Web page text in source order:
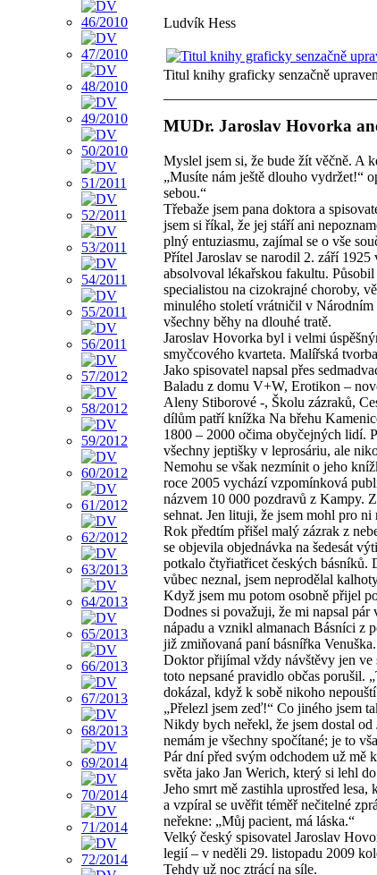
Ludvík Hess
Titul knihy graficky senzačně
MUDr. Jaroslav Hovorka
Myslel jsem si, že bude žít věčně. A
„Musíte nám ještě dlouho vydržet!“
sebou.“
Třebaže jsem pana doktora a
jsem si říkal, že jej stáří ani
plný entuziasmu, zajímal se o vše
Přítel Jaroslav se narodil 2. září
absolvoval lékařskou fakultu.
specialistou na cizokrajné choroby,
minulého století vrátničil v
všechny běhy na dlouhé tratě.
Jaroslav Hovorka byl i velmi
smyčcového kvarteta. Malířská
Jako spisovatel napsal přes
Baladu z domu V+W, Erotikon –
Aleny Stiborové -, Školu zázraků,
dílům patří knížka Na břehu
1800 – 2000 očima obyčejných lidí.
všechny jeptišky v leprosáriu, ale
Nemohu se však nezmínit o jeho
roce 2005 vychází vzpomínková
názvem 10 000 pozdravů z Kampy.
sehnat. Jen lituji, že jsem mohl pro ni
Rok předtím přišel malý zázrak z
se objevila objednávka na šedesát
potkalo čtyřiatřicet českých básníků.
vůbec neznal, jsem neprodělal
Když jsem mu potom osobně přijel
Dodnes si považuji, že mi napsal
nápadu a vznikl almanach Básníci z
již zmiňovaná paní básnířka
Doktor přijímal vždy návštěvy jen ve
toto nepsané pravidlo občas porušil.
dokázal, když k sobě nikoho
„Přelezl jsem zeď!“ Co jiného jsem
Nikdy bych neřekl, že jsem dostal
nemám je všechny spočítané; je to
Pár dní před svým odchodem už mě
světa jako Jan Werich, který si lehl
Jeho smrt mě zastihla uprostřed
a vzpíral se uvěřit téměř nečitelné
neřekne: „Můj pacient, má láska.“
Velký český spisovatel Jaroslav
legií – v neděli 29. listopadu 2009
Tehdy už noc ztrácí na síle.